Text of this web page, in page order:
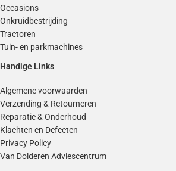
Occasions
Onkruidbestrijding
Tractoren
Tuin- en parkmachines
Handige Links
Algemene voorwaarden
Verzending & Retourneren
Reparatie & Onderhoud
Klachten en Defecten
Privacy Policy
Van Dolderen Adviescentrum